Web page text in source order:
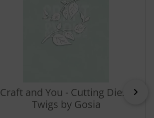
Craft and You - Cutting Dies -
Twigs by Gosia